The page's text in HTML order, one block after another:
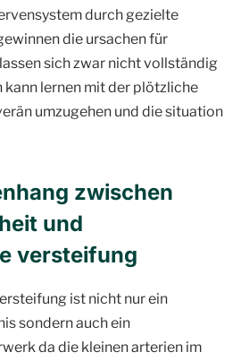
durch gezielte
die ursachen für
sich zwar nicht vollständig
kann lernen mit der plötzliche
umzugehen und die situation
zwischen
und
versteifung
ist nicht nur ein
sondern auch ein
da die kleinen arterien im